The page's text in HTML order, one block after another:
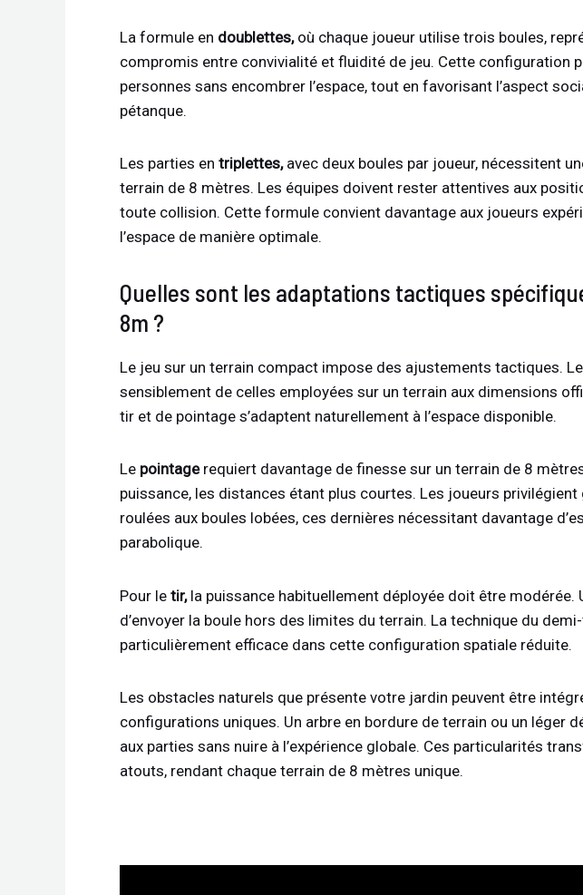
La formule en doublettes,où chaque joueur utilise trois boules,
compromis entre convivialité et fluidité de jeu. Cette configuration
personnes sans encombrer l’espace, tout en favorisant l’aspect
pétanque.
Les parties en triplettes,avec deux boules par joueur, nécessitent
terrain de 8 mètres. Les équipes doivent rester attentives aux
toute collision. Cette formule convient davantage aux joueurs
l’espace de manière optimale.
Quelles sont les adaptations tactiques
8m ?
Le jeu sur un terrain compact impose des ajustements tactiques.
sensiblement de celles employées sur un terrain aux dimensions
tir et de pointage s’adaptent naturellement à l’espace disponible.
Le pointagerequiert davantage de finesse sur un terrain de 8
puissance, les distances étant plus courtes. Les joueurs
roulées aux boules lobées, ces dernières nécessitant davantage
parabolique.
Pour le tir,la puissance habituellement déployée doit être modérée.
d’envoyer la boule hors des limites du terrain. La technique du
particulièrement efficace dans cette configuration spatiale réduite.
Les obstacles naturels que présente votre jardin peuvent être
configurations uniques. Un arbre en bordure de terrain ou un léger
aux parties sans nuire à l’expérience globale. Ces particularités
atouts, rendant chaque terrain de 8 mètres unique.